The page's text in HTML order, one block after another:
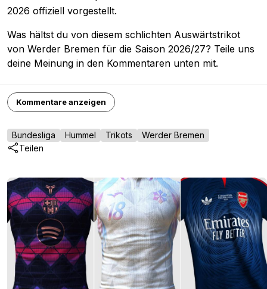
2026 offiziell vorgestellt.
Was hältst du von diesem schlichten Auswärtstrikot
von Werder Bremen für die Saison 2026/27? Teile uns
deine Meinung in den Kommentaren unten mit.
Kommentare anzeigen
Bundesliga Hummel Trikots
Werder Bremen
Teilen